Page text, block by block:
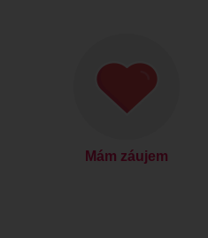
Mám záujem